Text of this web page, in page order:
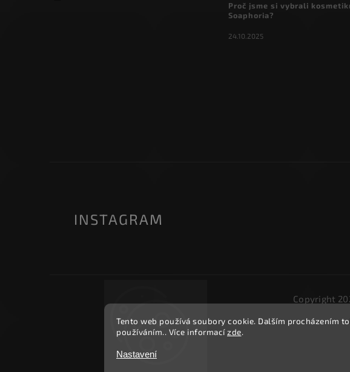
Tento web používá soubory cookie. Dalším procházením
používáním.. Více informacízde.
Nastavení
Proč jsme si vybrali
Soaphoria?
24.10.2025
INSTAGRAM
Copyright